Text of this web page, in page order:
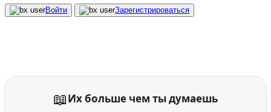
Войти Зарегистрироваться
📖Их больше чем ты думаешь